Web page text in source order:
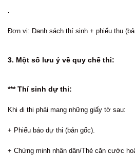
.
Đơn vị: Danh sách thí sinh + phiếu thu
3. Một số lưu ý về quy chế thi:
*** Thí sinh dự thi:
Khi đi thi phải mang những giấy tờ sau:
+ Phiếu báo dự thi (bản gốc).
+ Chứng minh nhân dân/Thẻ căn cước